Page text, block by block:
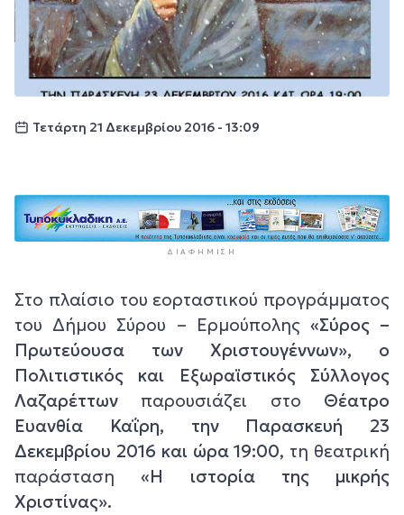
Τετάρτη 21 Δεκεμβρίου 2016 - 13:09
ΔΙΑΦΉΜΙΣΗ
Στο πλαίσιο του εορταστικού προγράμματος
του Δήμου Σύρου – Ερμούπολης «Σύρος –
Πρωτεύουσα των Χριστουγέννων», ο
Πολιτιστικός και Εξωραϊστικός Σύλλογος
Λαζαρέττων παρουσιάζει στο Θέατρο
Ευανθία Καΐρη, την Παρασκευή 23
Δεκεμβρίου 2016 και ώρα 19:00, τη θεατρική
παράσταση«Η ιστορία της μικρής
Χριστίνας».